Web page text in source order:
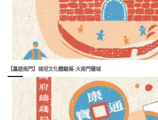
【屭遊南門】城垣文化體驗展-大南門甕城